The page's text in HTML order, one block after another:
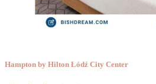
Hampton by Hilton Łódź City Center